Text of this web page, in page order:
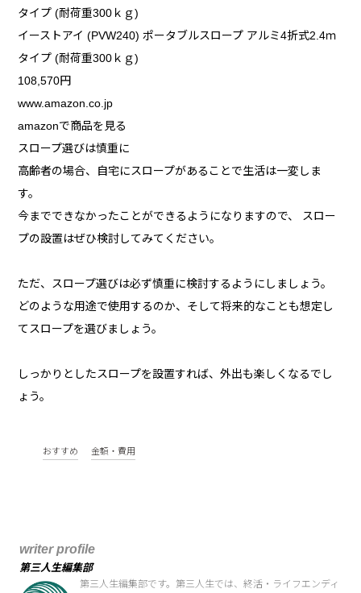
タイプ (耐荷重300ｋｇ)
イーストアイ (PVW240) ポータブルスロープ アルミ4折式2.4ｍ
タイプ (耐荷重300ｋｇ)
108,570円
www.amazon.co.jp
amazonで商品を見る
スロープ選びは慎重に
高齢者の場合、自宅にスロープがあることで生活は一変しま
す。
今までできなかったことができるようになりますので、 スロー
プの設置はぜひ検討してみてください。
ただ、スロープ選びは必ず慎重に検討するようにしましょう。
どのような用途で使用するのか、そして将来的なことも想定し
てスロープを選びましょう。
しっかりとしたスロープを設置すれば、外出も楽しくなるでし
ょう。
おすすめ 金額・費用
writer profile
第三人生編集部
第三人生編集部です。第三人生では、終活・ライフエンディ